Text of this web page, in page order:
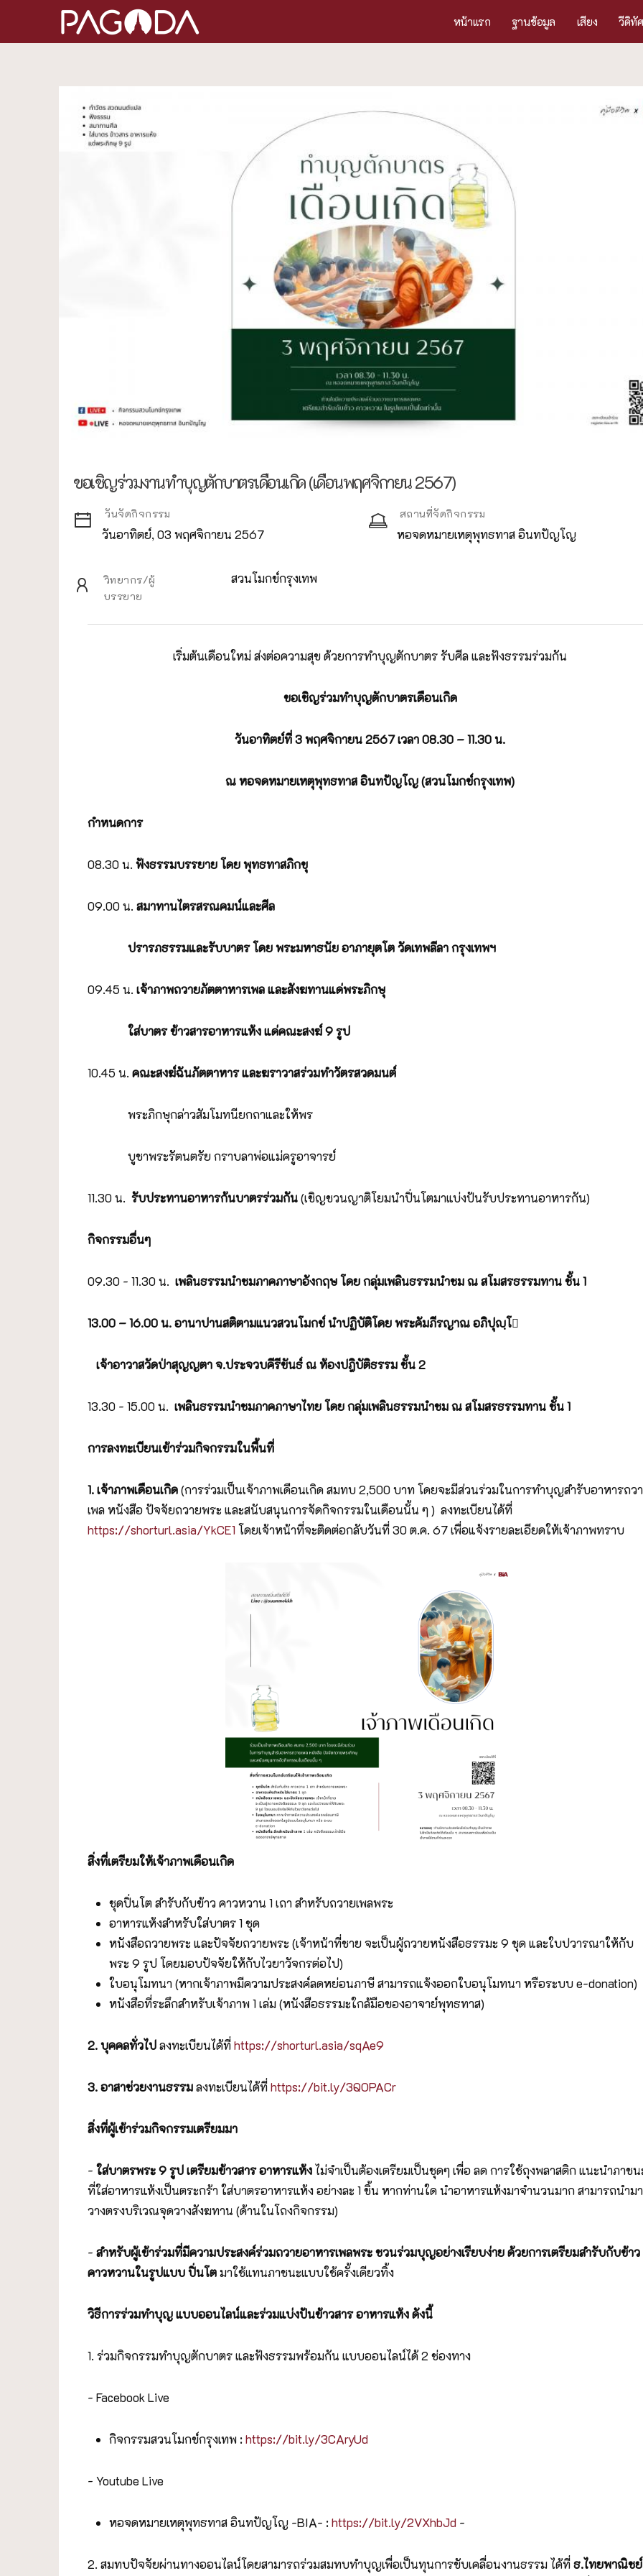
หน้าแรก ฐานข้อมูล เสียง วีดิทั
ขอเชิญร่วมงานทำบุญตักบาตรเดือนเกิด (เดือนพฤศจิกายน 2567)
วันจัดกิจกรรม
วันอาทิตย์, 03 พฤศจิกายน 2567
สถานที่จัดกิจกรรม
หอจดหมายเหตุพุทธทาส อินทปัญโญ
วิทยากร/ผู้
บรรยาย
สวนโมกข์กรุงเทพ
เริ่มต้นเดือนใหม่ ส่งต่อความสุข ด้วยการทำบุญตักบาตร รับศีล และฟังธรรมร่วมกัน
ขอเชิญร่วมทำบุญตักบาตรเดือนเกิด
วันอาทิตย์ที่3 พฤศจิกายน 2567 เวลา 08.30 – 11.30 น.
ณ หอจดหมายเหตุพุทธทาส อินทปัญโญ(สวนโมกข์กรุงเทพ)
กำหนดการ
08.30 น. ฟังธรรมบรรยาย โดย พุทธทาสภิกขุ
09.00 น. สมาทานไตรสรณคมน์และศีล
ปรารภธรรมและรับบาตร โดยพระมหาธนัย อาภายุตโตวัดเทพลีลา กรุงเทพฯ
09.45 น. เจ้าภาพถวายภัตตาหารเพล และสังฆทานแด่พระภิกษุ
ใส่บาตร ข้าวสารอาหารแห้งแด่คณะสงฆ์9 รูป
10.45 น. คณะสงฆ์ฉันภัตตาหาร และฆราวาสร่วมทำวัตรสวดมนต์
พระภิกษุกล่าวสัมโมทนียกถาและให้พร
บูชาพระรัตนตรัย กราบลาพ่อแม่ครูอาจารย์
11.30 น. รับประทานอาหารก้นบาตรร่วมกัน(เชิญชวนญาติโยมนำปิ่นโตมาแบ่งปันรับประทานอาหารกัน)
กิจกรรมอื่นๆ
09.30 - 11.30 น. เพลินธรรมนำชมภาคภาษาอังกฤษ โดย กลุ่มเพลินธรรมนำชม ณ สโมสรธรรมทาน ชั้น1
13.00 – 16.00 น. อานาปานสติตามแนวสวนโมกข์ นำปฏิบัติโดย พระคัมภีรญาณ อภิปุญฺโ
เจ้าอาวาสวัดป่าสุญญตา จ.ประจวบคีรีขันธ์ ณ ห้องปฎิบัติธรรม ชั้น 2
13.30 - 15.00 น. เพลินธรรมนำชมภาคภาษาไทย โดย กลุ่มเพลินธรรมนำชม ณ สโมสรธรรมทาน ชั้น 1
การลงทะเบียนเข้าร่วมกิจกรรมในพื้นที่
1. เจ้าภาพเดือนเกิด(การร่วมเป็นเจ้าภาพเดือนเกิด สมทบ 2,500 บาท โดยจะมีส่วนร่วมในการทำบุญสำรับอาหารถว
เพล หนังสือ ปัจจัยถวายพระ และสนับสนุนการจัดกิจกรรมในเดือนนั้น ๆ ) ลงทะเบียนได้ที่
https://shorturl.asia/YkCE1โดยเจ้าหน้าที่จะติดต่อกลับวันที่ 30 ต.ค. 67 เพื่อแจ้งรายละเอียดให้เจ้าภาพทราบ
สิ่งที่เตรียมให้เจ้าภาพเดือนเกิด
ชุดปิ่นโต สำรับกับข้าว คาวหวาน 1 เถา สำหรับถวายเพลพระ
อาหารแห้งสำหรับใส่บาตร 1 ชุด
หนังสือถวายพระ และปัจจัยถวายพระ (เจ้าหน้าที่ชาย จะเป็นผู้ถวายหนังสือธรรมะ 9 ชุด และใบปวารณาให้กับ
พระ 9 รูป โดยมอบปัจจัยให้กับไวยาวัจกรต่อไป)
ใบอนุโมทนา (หากเจ้าภาพมีความประสงค์ลดหย่อนภาษี สามารถแจ้งออกใบอนุโมทนา หรือระบบ e-donation)
หนังสือที่ระลึกสำหรับเจ้าภาพ 1 เล่ม (หนังสือธรรมะใกล้มือของอาจาย์พุทธทาส)
2. บุคคลทั่วไปลงทะเบียนได้ที่https://shorturl.asia/sqAe9
3. อาสาช่วยงานธรรมลงทะเบียนได้ที่https://bit.ly/3QOPACr
สิ่งที่ผู้เข้าร่วมกิจกรรมเตรียมมา
- ใส่บาตรพระ 9 รูป เตรียมข้าวสาร อาหารแห้งไม่จำเป็นต้องเตรียมเป็นชุดๆ เพื่อ ลด การใช้ถุงพลาสติก แนะนำภาชน
ที่ใส่อาหารแห้งเป็นตระกร้า ใส่บาตรอาหารแห้ง อย่างละ 1 ชิ้น หากท่านใด นำอาหารแห้งมาจำนวนมาก สามารถนำมา
วางตรงบริเวณจุดวางสังฆทาน (ด้านในโถงกิจกรรม)
- สำหรับผู้เข้าร่วมที่มีความประสงค์ร่วมถวายอาหารเพลพระ ชวนร่วมบุญอย่างเรียบง่ายด้วยการเตรียมสำรับกับข้าว
คาวหวานในรูปแบบ ปิ่นโตมาใช้แทนภาชนะแบบใช้ครั้งเดียวทิ้ง
วิธีการร่วมทำบุญ แบบออนไลน์และร่วมแบ่งปันข้าวสาร อาหารแห้ง ดังนี้
1. ร่วมกิจกรรมทำบุญตักบาตร และฟังธรรมพร้อมกัน แบบออนไลน์ได้ 2 ช่องทาง
- Facebook Live
กิจกรรมสวนโมกข์กรุงเทพ :https://bit.ly/3CAryUd
- Youtube Live
หอจดหมายเหตุพุทธทาส อินทปัญโญ -BIA- :https://bit.ly/2VXhbJd -
2. สมทบปัจจัยผ่านทางออนไลน์โดยสามารถร่วมสมทบทำบุญเพื่อเป็นทุนการขับเคลื่อนงานธรรม ได้ที่ธ.ไทยพาณิชย์